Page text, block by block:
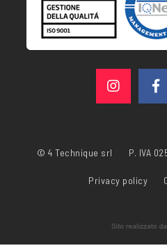
© 4 Technique srl P. IVA
Privacy policy